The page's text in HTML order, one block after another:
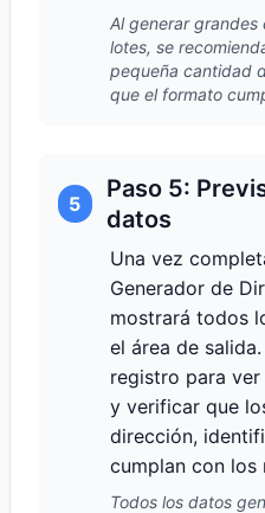
Al generar
lotes, se
pequeña cantidad
que el formato
5
Paso 5:
datos
Una vez
Generador de
mostrará todos
el área de
registro para
y verificar que
dirección,
cumplan con los
Todos los datos